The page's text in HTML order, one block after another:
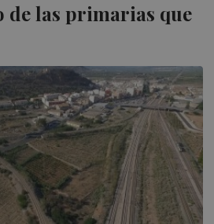
de las primarias que